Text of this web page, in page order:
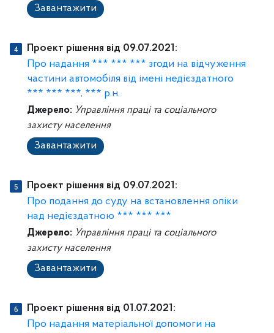
Завантажити
Проект рішення від 09.07.2021:
Про надання *** *** *** згоди на відчуження
частини автомобіля від імені недієздатного
*** *** ***, *** р.н.
Джерело: Управління праці та соціального
захисту населення
Завантажити
Проект рішення від 09.07.2021:
Про подання до суду на встановлення опіки
над недієздатною *** *** ***
Джерело: Управління праці та соціального
захисту населення
Завантажити
Проект рішення від 01.07.2021:
Про надання матеріальної допомоги на